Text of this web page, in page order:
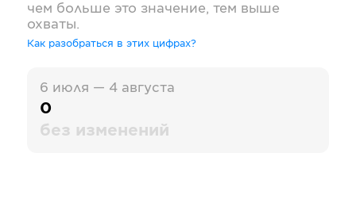
чем больше это значение, тем выше
охваты.
Как разобраться в этих цифрах?
6 июля — 4 августа
0
без изменений